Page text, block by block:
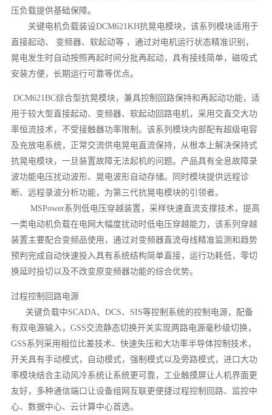
压负载提供基础保障。
关键电机负载装设DCM621KH抗晃电模块，该系列模块适用于
直接起动、 变频器、软起动等 ，通过对电机运行状态精准识别，
晃电发生时自动按照再起时间分批再起动，具有接线简单，磁吸式
安装方便，长期运行可靠等优点。
DCM621BC综合型抗晃模块，兼具控制回路保持和再起动功能，适
用于较大型直接起动、变频器、软起动回路电机，采用交直交大功
率恒流技术，不受接触器功率限制。该系列模块内部配有超级电容
及充放电系统，正常交流供电晃电直流保持，从根本上解决保持式
抗晃电模块，一旦装置故障无法起机的问题。产品具有全息故障录
波功能电压扰动波形、晃电波形自动存储。同时模块提供远程诊
断、远程录波分析功能，为第三代抗晃电模块的引领者。
MSPower系列低电压穿越装置，采样快速直流支撑技术，提高
一类电动机负载在电网大幅度扰动时低电压穿越能力，该系列穿越
装置主要配合变频品使用，通过对变频器直流母线精准监测和趋势
预判完成自动快速投入具有系统结构简单直接，运行功耗低，零切
换延时投切以及不改变原变频器功能的综合优势。
过程控制回路电源
关键负载中SCADA、DCS、SIS等控制系统的控制电源，配备
有双电源输入，GSS交流静态切换开关实现两路电源毫秒级切换，
GSS系列采用相位比差技术、快速失压和大功率半导体控制技术，
开关具有手动模式，自动模式，强制模式以及旁路模式，进口大功
率模块结合主动风冷系统让系统更可靠，工业触摸屏让人机界面更
友好，多种通信端口让设备组网互联更便捷过程控制回路、监控中
心、数据中心、云计算中心首选。